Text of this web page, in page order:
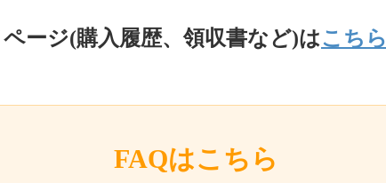
ージ(購入履歴、領収書など)はこちら
FAQはこちら